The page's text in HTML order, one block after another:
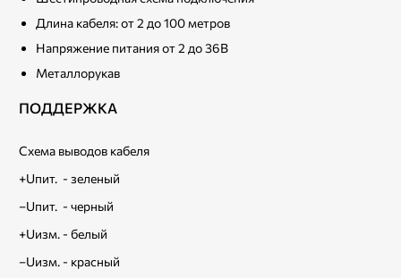
Длина кабеля: от 2 до 100 метров
Напряжение питания от 2 до 36В
Металлорукав
ПОДДЕРЖКА
Схема выводов кабеля
+Uпит. - зеленый
–Uпит. - черный
+Uизм. - белый
–Uизм. - красный​